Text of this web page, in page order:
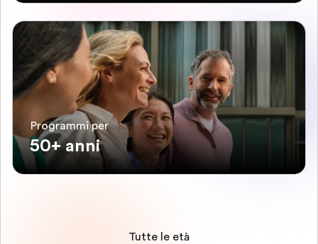
Programmi per
50+ anni
Tutte le età